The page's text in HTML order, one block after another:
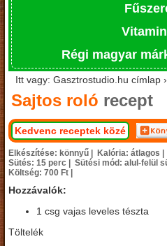
Régi magyar
Itt vagy: Gasztrostudio.hu címlap
Sajtos roló recept
Kedvenc receptek közé
Elkészítése: könnyű | Kalória: átlagos |
Sütés: 15 perc | Sütési mód: alul-felül
Költség: 700 Ft |
Hozzávalók:
1 csg vajas leveles tészta
Töltelék